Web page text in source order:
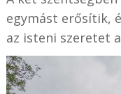
egymást erősítik,
az isteni szeretet